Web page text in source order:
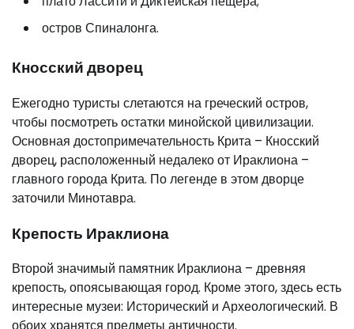
остров Спиналонга.
Кносский дворец
Ежегодно туристы слетаются на греческий остров,
чтобы посмотреть остатки минойской цивилизации.
Основная достопримечательность Крита – Кносский
дворец, расположенный недалеко от Ираклиона –
главного города Крита. По легенде в этом дворце
заточили Минотавра.
Крепость Ираклиона
Второй значимый памятник Ираклиона – древняя
крепость, опоясывающая город. Кроме этого, здесь есть
интересные музеи: Исторический и Археологический. В